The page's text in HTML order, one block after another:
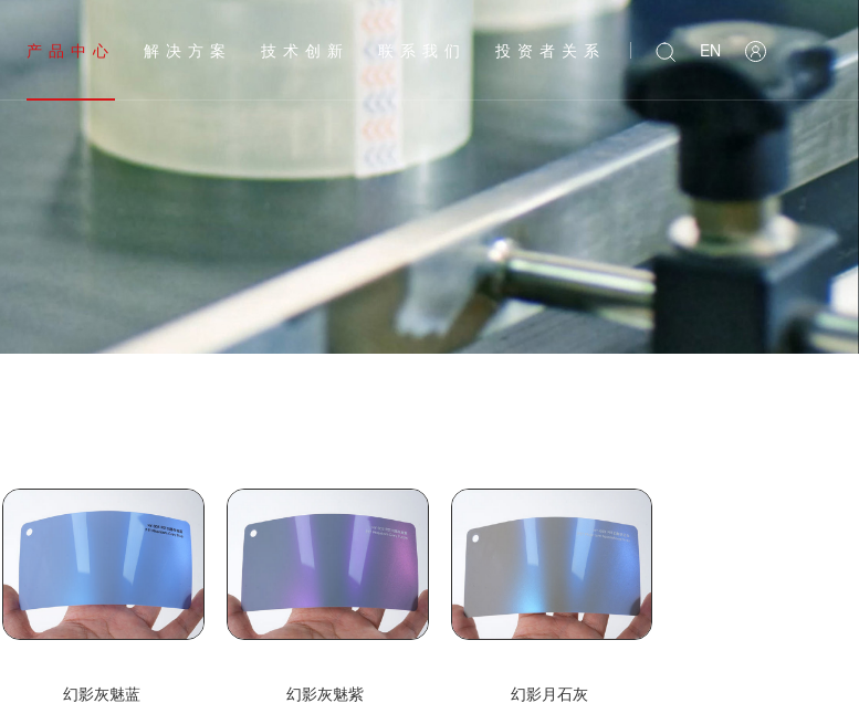
产品中心 解决方案 技术创新 联系我们 投资者关系 EN
幻影灰魅蓝 幻影灰魅紫 幻影月石灰